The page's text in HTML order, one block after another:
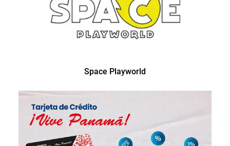
Space Playworld